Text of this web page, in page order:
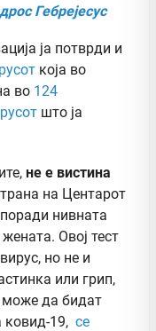
Гебрејесус
ја потврди и
која во
во 124
што ја
не е вистина
на Центарот
нивната
Овој тест
но не и
или грип,
може да бидат
ковид-19, се